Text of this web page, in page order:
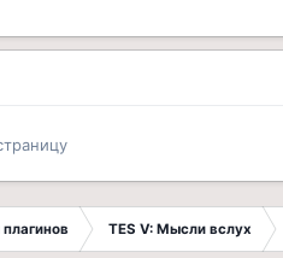
TES V: Мысли вслух